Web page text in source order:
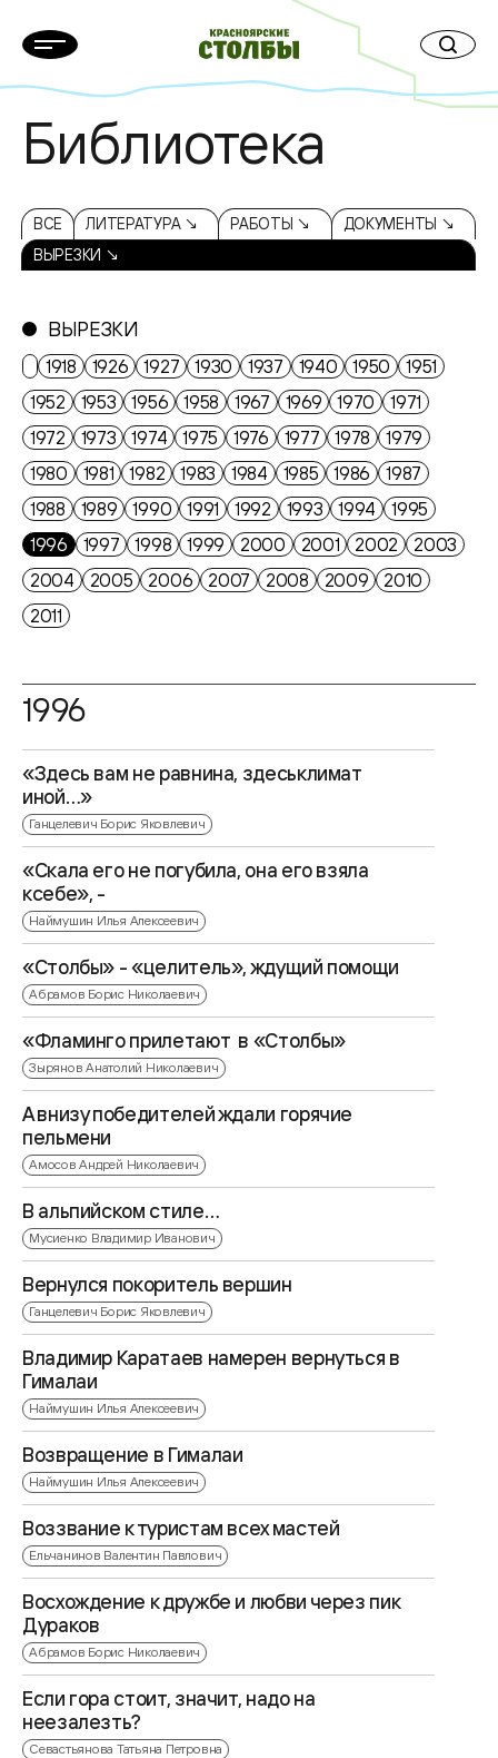
Библиотека
ВСЕ ЛИТЕРАТУРА ↘ РАБОТЫ ↘
ДОКУМЕНТЫ ↘
ВЫРЕЗКИ ↘
ВЫРЕЗКИ
1918 1926 1927 1930 1937 1940 1950
1951
1952
1953 1956 1958 1967 1969 1970
1971
1972
1973 1974 1975 1976 1977 1978
1979
1980
1981 1982 1983 1984 1985 1986
1987
1988
1989 1990 1991 1992 1993 1994
1995
1996
1997 1998 1999 2000 2001 2002
2003
2004
2005 2006 2007 2008 2009
2010
2011
1996
«Здесь вам не равнина, здеськлимат
иной…»
Ганцелевич Борис Яковлевич
«Скала его не погубила, она его взяла
ксебе», -
Наймушин Илья Алексеевич
«Столбы» - «целитель», ждущий помощи
Абрамов Борис Николаевич
«Фламинго прилетают в «Столбы»
Зырянов Анатолий Николаевич
А внизу победителей ждали горячие
пельмени
Амосов Андрей Николаевич
В альпийском стиле…
Мусиенко Владимир Иванович
Вернулся покоритель вершин
Ганцелевич Борис Яковлевич
Владимир Каратаев намерен вернуться в
Гималаи
Наймушин Илья Алексеевич
Возвращение в Гималаи
Наймушин Илья Алексеевич
Воззвание к туристам всех мастей
Ельчанинов Валентин Павлович
Восхождение к дружбе и любви через пик
Дураков
Абрамов Борис Николаевич
Если гора стоит, значит, надо на
неезалезть?
Севастьянова Татьяна Петровна